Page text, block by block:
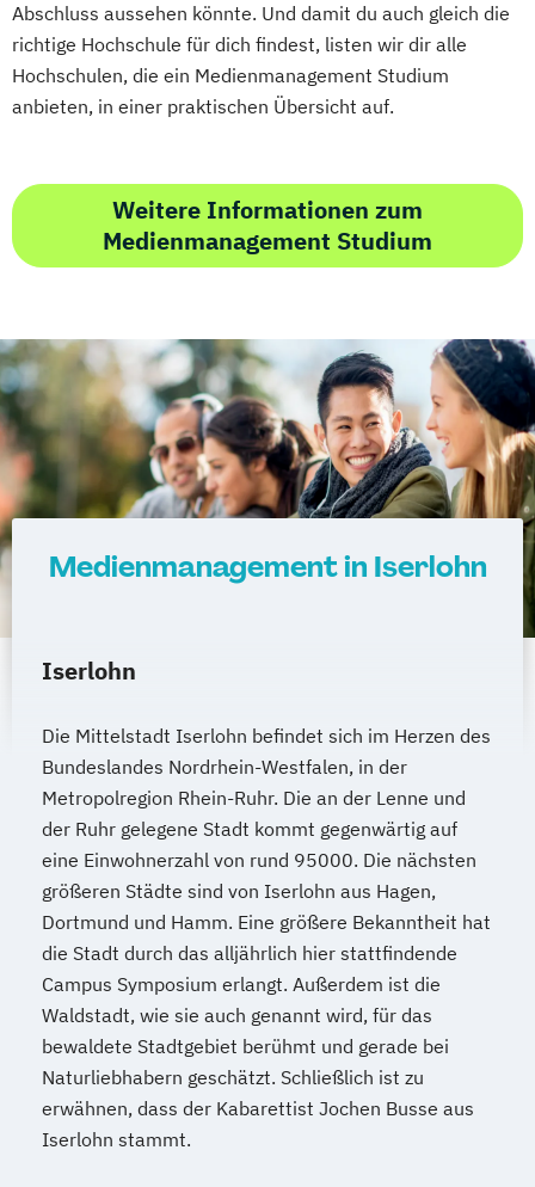
Abschluss aussehen könnte. Und damit du auch gleich die
richtige Hochschule für dich findest, listen wir dir alle
Hochschulen, die ein Medienmanagement Studium
anbieten, in einer praktischen Übersicht auf.
Weitere Informationen zum
Medienmanagement Studium
Medienmanagement in Iserlohn
Iserlohn
Die Mittelstadt Iserlohn befindet sich im Herzen des
Bundeslandes Nordrhein-Westfalen, in der
Metropolregion Rhein-Ruhr. Die an der Lenne und
der Ruhr gelegene Stadt kommt gegenwärtig auf
eine Einwohnerzahl von rund 95000. Die nächsten
größeren Städte sind von Iserlohn aus Hagen,
Dortmund und Hamm. Eine größere Bekanntheit hat
die Stadt durch das alljährlich hier stattfindende
Campus Symposium erlangt. Außerdem ist die
Waldstadt, wie sie auch genannt wird, für das
bewaldete Stadtgebiet berühmt und gerade bei
Naturliebhabern geschätzt. Schließlich ist zu
erwähnen, dass der Kabarettist Jochen Busse aus
Iserlohn stammt.